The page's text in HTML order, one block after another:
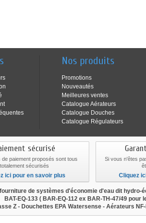
Nos produits
Promotions
Nouveautés
Meilleures ventes
Catalogue Aérateurs
Catalogue Douches
Catalogue Régulateurs
sécurisé
de paiement proposés sont tous
totalement sécurisés
ici pour en savoir plus
Si vous n'êtes
Cliquez
de systèmes d'économie d'eau dit hydro-
BAT-EQ-133 ( BAR-EQ-112 ex BAR-TH-47/49 pour
Z - Douchettes EPA Watersense - Aérateurs